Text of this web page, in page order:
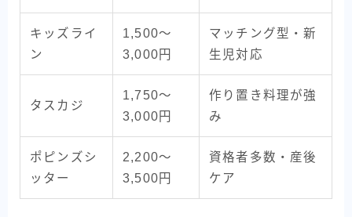
キッズライ
ン
1,500〜
3,000円
マッチング型・新
生児対応
タスカジ
1,750〜
3,000円
作り置き料理が強
み
ポピンズシ
ッター
2,200〜
3,500円
資格者多数・産後
ケア